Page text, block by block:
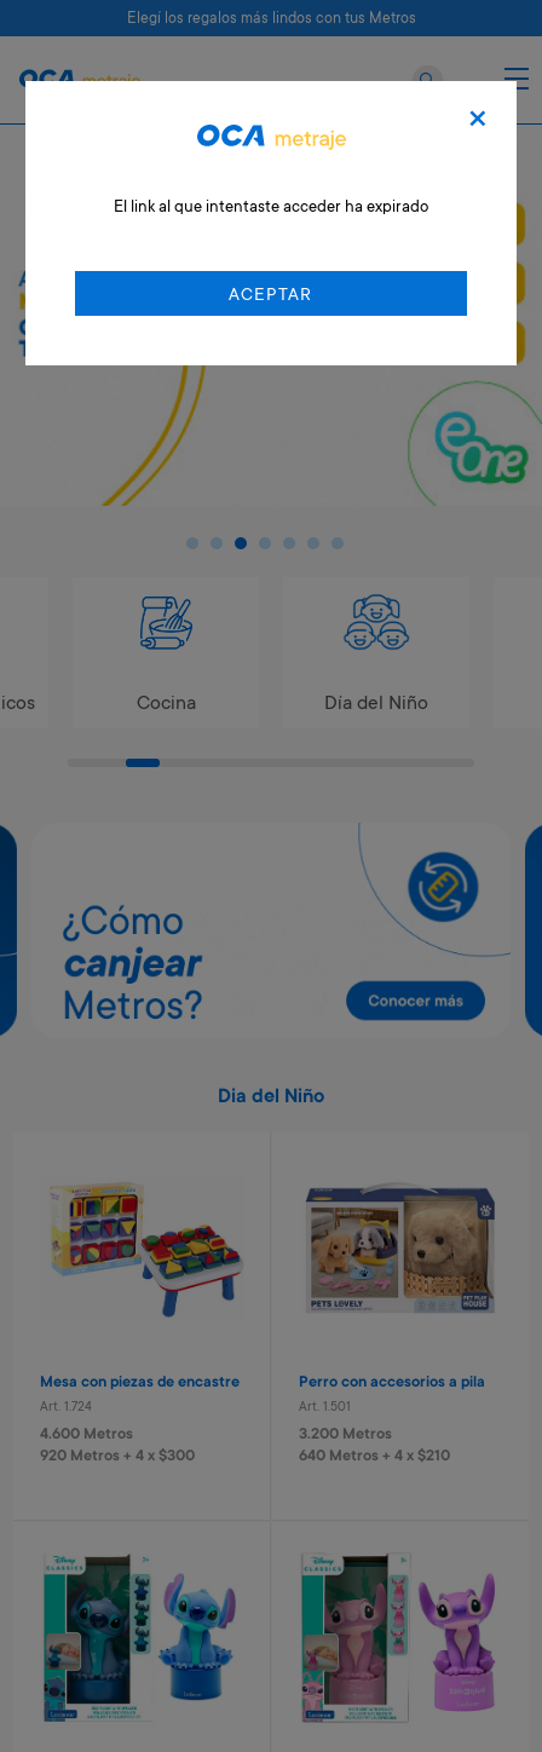
Cocina Día del Niño
Dia del Niño
Mesa con piezas de encastre
Art. 1.724
4.600 Metros
920 Metros + 4 x $300
Perro con accesorios a pila
Art. 1.501
3.200 Metros
640 Metros + 4 x $210
Elegí los regalos más lindos con tus Metros
×
El link al que intentaste acceder ha expirado
ACEPTAR